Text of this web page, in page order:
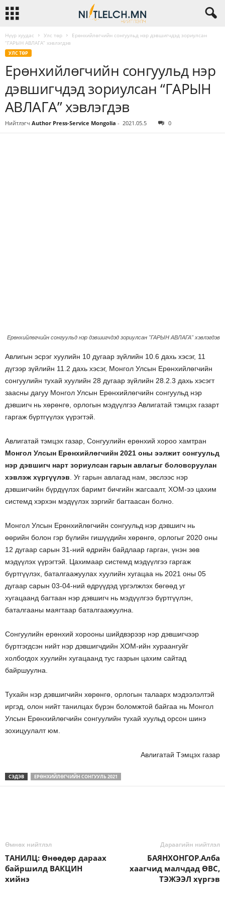
Нүүр хуудас Улс төр
Ерөнхийлөгчийн сонгуульд нэр дэвшигчдэд зориулсан
“ГАРЫН АВЛАГА” хэвлэгдэв
УЛС ТӨР
Ерөнхийлөгчийн сонгуульд нэр
дэвшигчдэд зориулсан “ГАРЫН
АВЛАГА” хэвлэгдэв
Нийтлэгч Author Press-Service Mongolia - 2021.05.5 0
Ерөнхийлөгчийн сонгуульд нэр дэвшигчдэд зориулсан "ГАРЫН АВЛАГА" хэвлэгдэв
Авлигын эсрэг хуулийн 10 дугаар зүйлийн 10.6 дахь хэсэг, 11
дүгээр зүйлийн 11.2 дахь хэсэг, Монгол Улсын Ерөнхийлөгчийн
сонгуулийн тухай хуулийн 28 дугаар зүйлийн 28.2.3 дахь хэсэгт
заасны дагуу Монгол Улсын Ерөнхийлөгчийн сонгуульд нэр
дэвшигч нь хөрөнгө, орлогын мэдүүлгээ Авлигатай тэмцэх газарт
гаргаж бүртгүүлэх үүрэгтэй.
Авлигатай тэмцэх газар, Сонгуулийн ерөнхий хороо хамтран
Монгол Улсын Ерөнхийлөгчийн 2021 оны ээлжит сонгуульд
нэр дэвшигч нарт зориулсан гарын авлагыг боловсруулан
хэвлэж хүргүүлэв . Уг гарын авлагад нам, эвслээс нэр
дэвшигчийн бүрдүүлэх баримт бичгийн жагсаалт, ХОМ-ээ цахим
системд хэрхэн мэдүүлэх зэргийг багтаасан болно.
Монгол Улсын Ерөнхийлөгчийн сонгуульд нэр дэвшигч нь
өөрийн болон гэр бүлийн гишүүдийн хөрөнгө, орлогыг 2020 оны
12 дугаар сарын 31-ний өдрийн байдлаар гарган, үнэн зөв
мэдүүлэх үүрэгтэй. Цахимаар системд мэдүүлгээ гаргаж
бүртгүүлэх, баталгаажуулах хуулийн хугацаа нь 2021 оны 05
дугаар сарын 03-04-ний өдрүүдэд үргэлжлэх бөгөөд уг
хугацаанд багтаан нэр дэвшигч нь мэдүүлгээ бүртгүүлэн,
баталгааны маягтаар баталгаажуулна.
Сонгуулийн ерөнхий хорооны шийдвэрээр нэр дэвшигчээр
бүртгэгдсэн нийт нэр дэвшигчдийн ХОМ-ийн хураангуйг
холбогдох хуулийн хугацаанд тус газрын цахим сайтад
байршуулна.
Тухайн нэр дэвшигчийн хөрөнгө, орлогын талаарх мэдээлэлтэй
иргэд, олон нийт танилцах бүрэн боломжтой байгаа нь Монгол
Улсын Ерөнхийлөгчийн сонгуулийн тухай хуульд орсон шинэ
зохицуулалт юм.
Авлигатай Тэмцэх газар
СЭДЭВ ЕРӨНХИЙЛӨГЧИЙН СОНГУУЛЬ 2021
Өмнөх нийтлэл
ТАНИЛЦ: Өнөөдөр дараах
байршилд ВАКЦИН
хийнэ
Дараагийн нийтлэл
БАЯНХОНГОР.Алба
хаагчид малчдад ӨВС,
ТЭЖЭЭЛ хүргэв